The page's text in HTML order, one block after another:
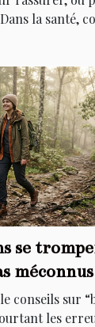
la santé,
se
conseils sur
les